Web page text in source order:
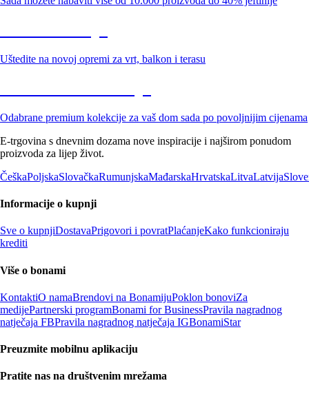
Uštedite na novoj opremi za vrt, balkon i terasu
Odabrane premium kolekcije za vaš dom sada po povoljnijim cijenama
E-trgovina s dnevnim dozama nove inspiracije i najširom ponudom
proizvoda za lijep život.
ČeškaPoljskaSlovačkaRumunjskaMađarskaHrvatskaLitvaLatvija
Informacije o kupnji
Sve o kupnjiDostavaPrigovori i povratPlaćanjeKako funkcioniraju
krediti
Više o bonami
KontaktiO namaBrendovi na BonamijuPoklon bonoviZa
medijePartnerski programBonami for BusinessPravila nagradnog
natječaja FBPravila nagradnog natječaja IGBonamiStar
Preuzmite mobilnu aplikaciju
Pratite nas na društvenim mrežama